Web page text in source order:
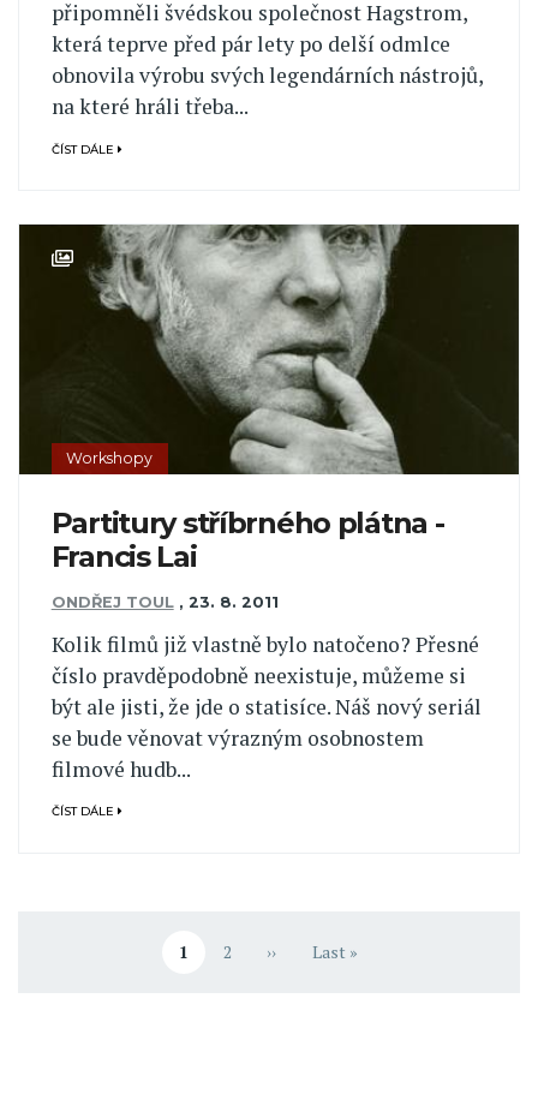
připomněli švédskou společnost Hagstrom,
která teprve před pár lety po delší odmlce
obnovila výrobu svých legendárních nástrojů,
na které hráli třeba...
ČÍST DÁLE
Workshopy
Partitury stříbrného plátna -
Francis Lai
ONDŘEJ TOUL , 23. 8. 2011
Kolik filmů již vlastně bylo natočeno? Přesné
číslo pravděpodobně neexistuje, můžeme si
být ale jisti, že jde o statisíce. Náš nový seriál
se bude věnovat výrazným osobnostem
filmové hudb...
ČÍST DÁLE
Aktuální stránka
1 Stránka
2 Následující stránka
›› Poslední stránka
Last »